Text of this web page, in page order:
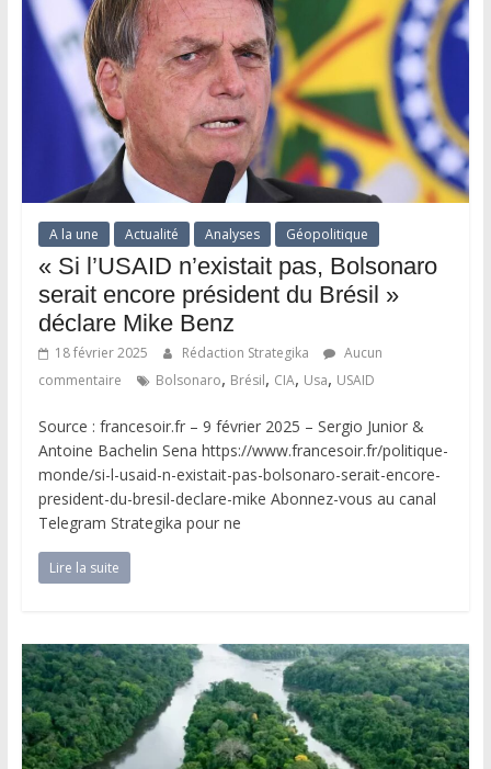
A la une Actualité Analyses Géopolitique
« Si l’USAID n’existait pas, Bolsonaro
serait encore président du Brésil »
déclare Mike Benz
18 février 2025 Rédaction Strategika
Aucun
commentaire
Bolsonaro, Brésil, CIA, Usa, USAID
Source : francesoir.fr – 9 février 2025 – Sergio Junior &
Antoine Bachelin Sena https://www.francesoir.fr/politique-
monde/si-l-usaid-n-existait-pas-bolsonaro-serait-encore-
president-du-bresil-declare-mike Abonnez-vous au canal
Telegram Strategika pour ne
Lire la suite